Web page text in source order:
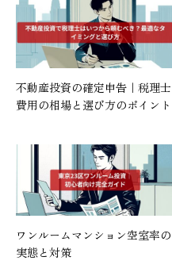
不動産投資の確定申告｜税理士
費用の相場と選び方のポイント
ワンルームマンション空室率の
実態と対策